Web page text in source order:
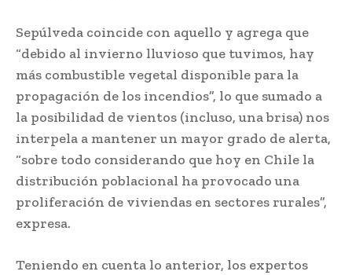
Sepúlveda coincide con aquello y agrega que
“debido al invierno lluvioso que tuvimos, hay
más combustible vegetal disponible para la
propagación de los incendios”, lo que sumado a
la posibilidad de vientos (incluso, una brisa) nos
interpela a mantener un mayor grado de alerta,
“sobre todo considerando que hoy en Chile la
distribución poblacional ha provocado una
proliferación de viviendas en sectores rurales”,
expresa.
Teniendo en cuenta lo anterior, los expertos